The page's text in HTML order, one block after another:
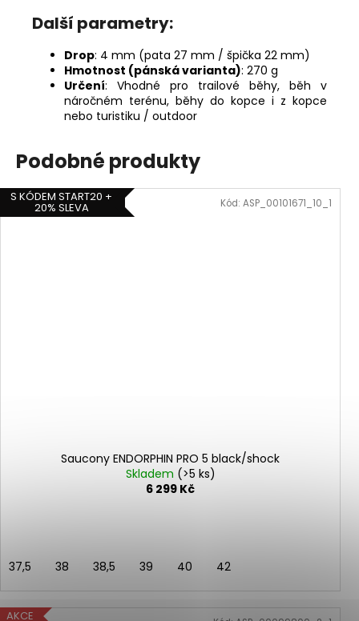
Další parametry:
Drop: 4 mm (pata 27 mm / špička 22 mm)
Hmotnost (pánská varianta): 270 g
Určení: Vhodné pro trailové běhy, běh v
náročném terénu, běhy do kopce i z kopce
nebo turistiku / outdoor
Podobné produkty
S KÓDEM START20 +
20% SLEVA
Saucony ENDORPHIN PRO 5 black/shock
Skladem (>5 ks)
6 299 Kč
37,5 38 38,5 39 40 42
Kód: ASP_00101671_10_1
AKCE